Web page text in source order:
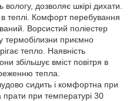
дозволяє шкірі дихати.
теплі. Комфорт перебування
Ворсистий поліестер
термобілизни приємно
тепло. Наявність
збільшує вміст повітря в
тепла.
сидить і комфортна при
прати при температурі 30